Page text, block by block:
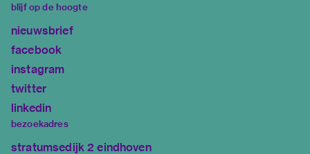
blijf op de hoogte
nieuwsbrief
facebook
instagram
twitter
linkedin
bezoekadres
stratumsedijk 2 eindhoven